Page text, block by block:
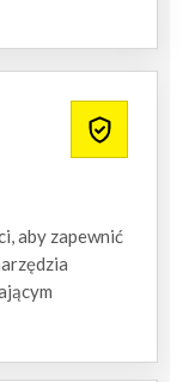
aby zapewnić